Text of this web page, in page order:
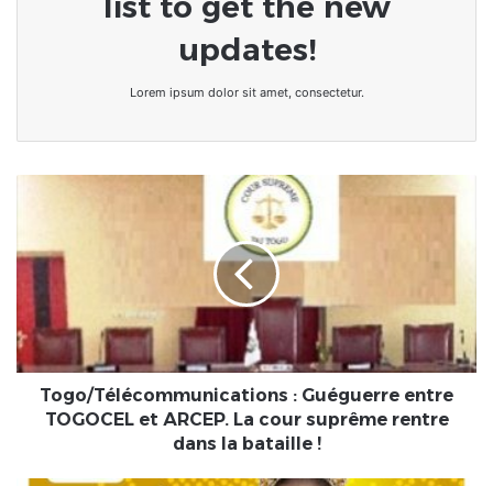
updates!
Lorem ipsum dolor sit amet, consectetur.
entre
TOGOCEL
ARCEP.
La
cour
suprême
rentre
Togo/Télécommunications : Guéguerre entre
TOGOCEL et ARCEP. La cour suprême rentre
dans la bataille !